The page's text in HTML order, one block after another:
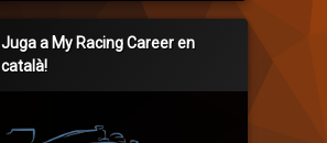
Juga a My Racing Career en
català!